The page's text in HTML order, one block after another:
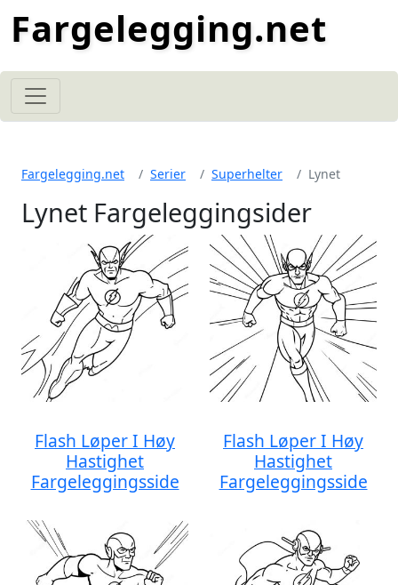
Fargelegging.net
Fargelegging.net Serier Superhelter Lynet
Lynet Fargeleggingsider
Flash Løper I Høy
Hastighet
Fargeleggingsside
Flash Løper I Høy
Hastighet
Fargeleggingsside